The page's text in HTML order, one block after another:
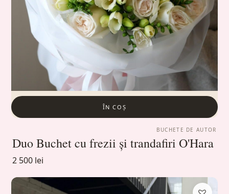
ÎN COȘ
BUCHETE DE AUTOR
Duo Buchet cu frezii și trandafiri O'Hara
2 500 lei